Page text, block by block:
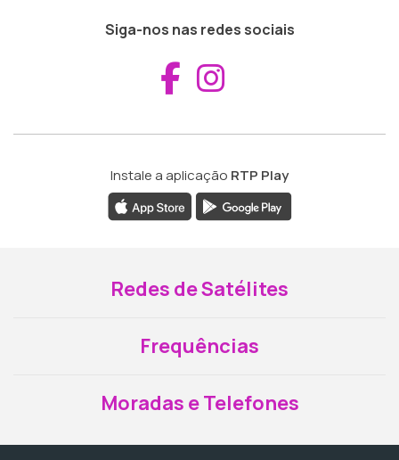
Siga-nos nas redes sociais
Aceder ao
Instale a aplicação RTP Play
Redes de Satélites
Frequências
Moradas e Telefones